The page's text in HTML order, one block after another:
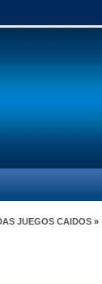
JUEGOS CAIDOS »